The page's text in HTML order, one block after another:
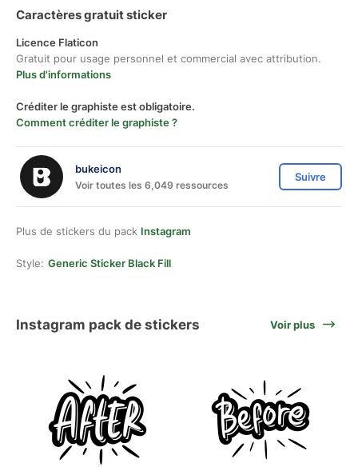
Caractères gratuit sticker
Licence Flaticon
Gratuit pour usage personnel et commercial avec attribution.
Plus d'informations
Créditer le graphiste est obligatoire.
Comment créditer le graphiste ?
bukeicon
Voir toutes les 6,049 ressources
Suivre
Plus de stickers du pack Instagram
Style: Generic Sticker Black Fill
Instagram pack de stickers Voir plus